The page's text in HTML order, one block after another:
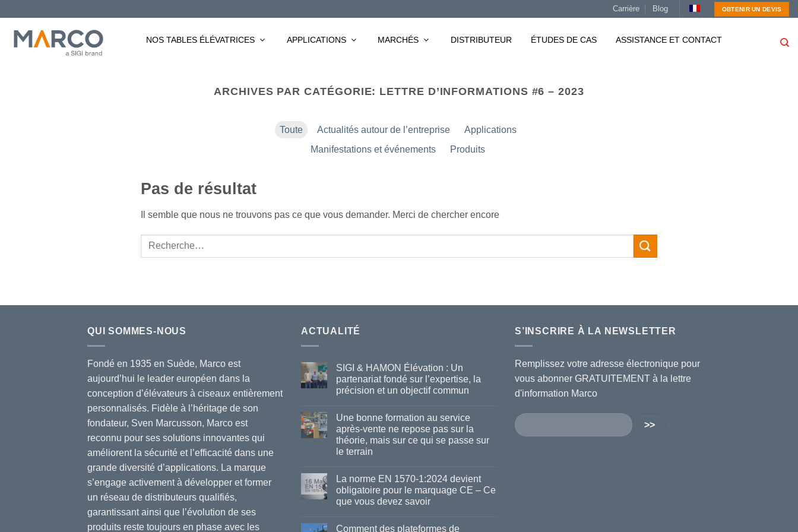
contenu
Carrière Blog OBTENIR UN DEVIS
NOS TABLES ÉLÉVATRICES APPLICATIONS MARCHÉS DISTRIBUTEUR ÉTUDES DE CAS ASSISTANCE ET CONTACT
ARCHIVES PAR CATÉGORIE: LETTRE D’INFORMATIONS #6 – 2023
Toute Actualités autour de l’entreprise
Applications
Manifestations et événements
Produits
Pas de résultat
Il semble que nous ne trouvons pas ce que vous demander. Merci de chercher encore
QUI SOMMES-NOUS
Fondé en 1935 en Suède, Marco est
aujourd’hui le leader européen dans la
conception d’élévateurs à ciseaux entièrement
personnalisés. Fidèle à l’héritage de son
fondateur, Sven Marcusson, Marco est
reconnu pour ses solutions innovantes qui
améliorent la sécurité et l’efficacité dans une
grande diversité d’applications. La marque
s’engage activement à développer et former
un réseau de distributeurs qualifiés,
garantissant ainsi que l’évolution de ses
produits reste toujours en phase avec les
ACTUALITÉ
SIGI & HAMON Élévation : Un
partenariat fondé sur l’expertise, la
précision et un objectif commun
Une bonne formation au service
après-vente ne repose pas sur la
théorie, mais sur ce qui se passe sur
le terrain
La norme EN 1570-1:2024 devient
obligatoire pour le marquage CE – Ce
que vous devez savoir
Comment des plateformes de
S’INSCRIRE À LA NEWSLETTER
Remplissez votre adresse électronique pour
vous abonner GRATUITEMENT à la lettre
d'information Marco